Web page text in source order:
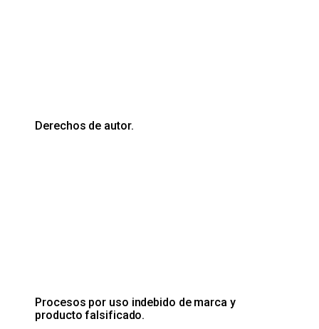
Derechos de autor.
Procesos por uso indebido de marca y
producto falsificado.